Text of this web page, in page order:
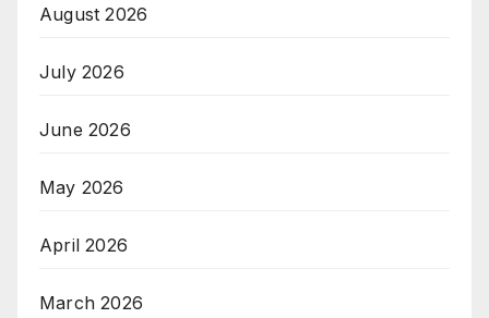
August 2026
July 2026
June 2026
May 2026
April 2026
March 2026